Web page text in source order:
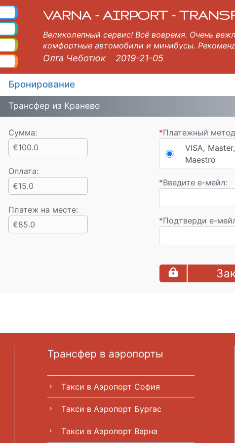
Такси. Tакси в
VARNA - AIRPORT -
Великолепный сервис! Всё вовремя. Очень
комфортные автомобили и минибусы.
Олга Чеботюк 2019-21-05
Бронирование
Трансфер из Кранево
Сумма:
€100.0
Оплата:
€15.0
Платеж на месте:
€85.0
*Платежный
VISA,
Maestro
*Введите e-мейл:
*Подтверди е-
Трансфер в аэропорты
chevron_right Tакси в Аэропорт София
chevron_right Tакси в Аэропорт Бургас
chevron_right Tакси в Аэропорт Варна